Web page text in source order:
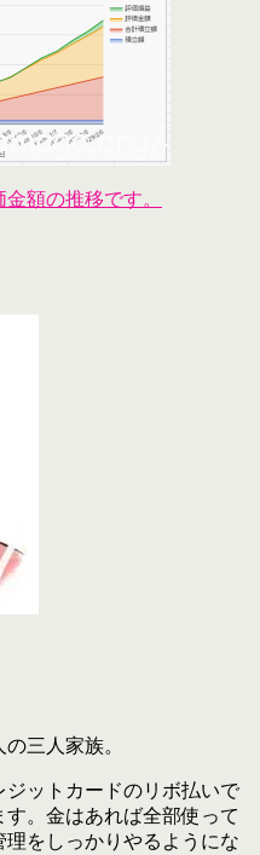
額の推移です。
三人家族。
ットカードのリボ払いで
。金はあれば全部使って
をしっかりやるようにな